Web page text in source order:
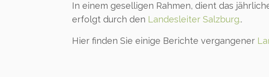
In einem geselligen Rahmen, dient das
erfolgt durch den Landesleiter Salzburg..
Hier finden Sie einige Berichte vergangener